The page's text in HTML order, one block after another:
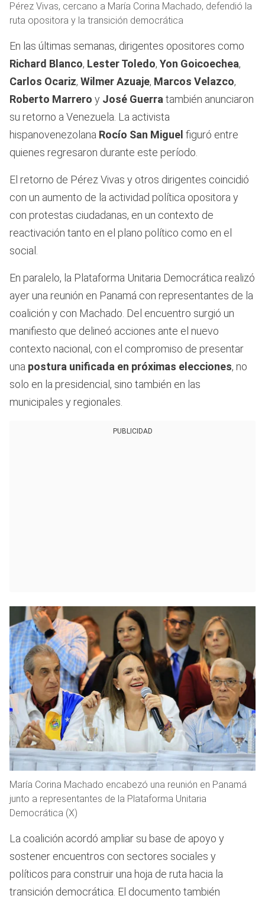
Pérez Vivas, cercano a María Corina Machado, defendió la
ruta opositora y la transición democrática
En las últimas semanas, dirigentes opositores como
Richard Blanco, Lester Toledo, Yon Goicoechea,
Carlos Ocariz, Wilmer Azuaje, Marcos Velazco,
Roberto Marrero y José Guerratambién anunciaron
su retorno a Venezuela. La activista
hispanovenezolana Rocío San Miguel figuró entre
quienes regresaron durante este período.
El retorno de Pérez Vivas y otros dirigentes coincidió
con un aumento de la actividad política opositora y
con protestas ciudadanas, en un contexto de
reactivación tanto en el plano político como en el
social.
En paralelo, la Plataforma Unitaria Democrática realizó
ayer una reunión en Panamá con representantes de la
coalición y con Machado. Del encuentro surgió un
manifiesto que delineó acciones ante el nuevo
contexto nacional, con el compromiso de presentar
una postura unificada en próximas elecciones, no
solo en la presidencial, sino también en las
municipales y regionales.
PUBLICIDAD
María Corina Machado encabezó una reunión en Panamá
junto a representantes de la Plataforma Unitaria
Democrática (X)
La coalición acordó ampliar su base de apoyo y
sostener encuentros con sectores sociales y
políticos para construir una hoja de ruta hacia la
transición democrática. El documento también